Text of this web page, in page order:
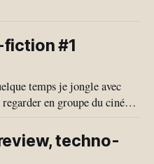
#1
en groupe du cinéma
actuelle se prête bien à
techno-